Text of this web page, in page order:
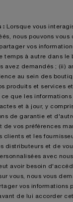
:
Lorsque vous
nous pouvons vous
vos
temps à autre dans le
avez demandés ; (ii)
au sein des
produits et services
que les
et à jour, y
de garantie et
de vos préférences
clients et les
distributeurs et de
avec
avoir besoin
vous, nous vous
vos informations
de lui accorder